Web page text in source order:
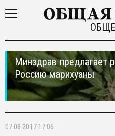
Минздрав предлагает
Россию марихуаны
07.08.2017 17:06